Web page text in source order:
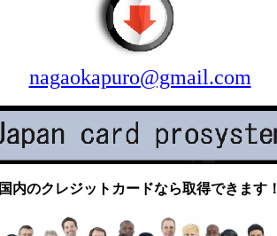
nagaokapuro@gmail.com
国内のクレジットカードなら取得できます！